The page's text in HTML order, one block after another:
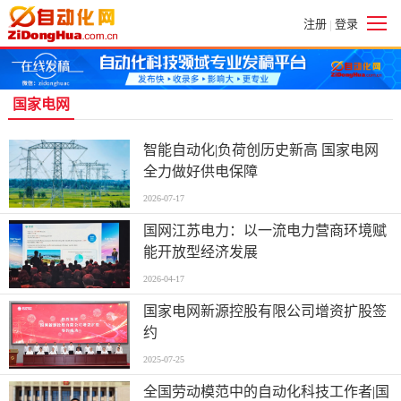
注册 | 登录
国家电网
智能自动化|负荷创历史新高 国家电网
全力做好供电保障
2026-07-17
国网江苏电力：以一流电力营商环境赋
能开放型经济发展
2026-04-17
国家电网新源控股有限公司增资扩股签
约
2025-07-25
全国劳动模范中的自动化科技工作者|国